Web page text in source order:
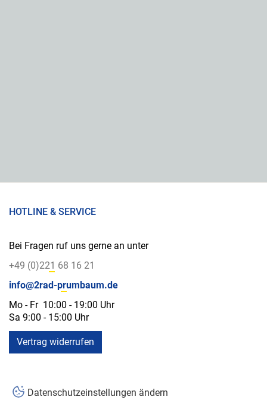
HOTLINE & SERVICE
Bei Fragen ruf uns gerne an unter
+49 (0)221 68 16 21
info@2rad-prumbaum.de
Mo - Fr 10:00 - 19:00 Uhr
Sa 9:00 - 15:00 Uhr
Vertrag widerrufen
Datenschutzeinstellungen ändern